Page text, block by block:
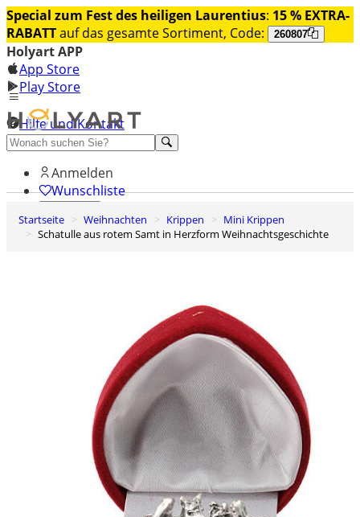
Special zum Fest des heiligen Laurentius: 15 % EXTRA-
RABATTauf das gesamte Sortiment, Code: 260807
Holyart APP
App Store
Play Store
Hilfe und Kontakt
Entdecken Sie Premium
Anmelden
Wunschliste
0
Warenkorb
Startseite Weihnachten Krippen
Mini Krippen
Schatulle aus rotem Samt in Herzform Weihnachtsgeschichte